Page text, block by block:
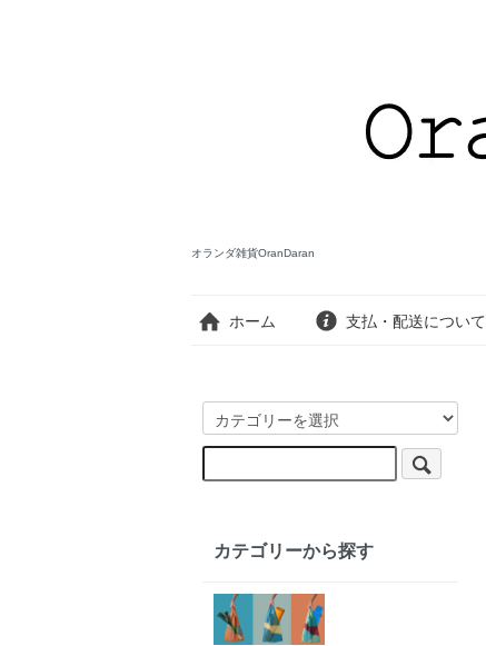
オランダ雑貨OranDaran
ホーム 支払・配送について
カテゴリーから探す